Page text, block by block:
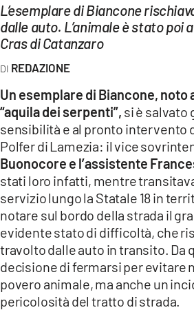
LAC NETWORK
LAC ONAIR
Network
LACPLAY.IT
LACTV.IT
LACONAIR.IT
LACITYMAG.IT
ILREGGINO.IT
COSENZACHANNEL.IT
ILVIBONESE.IT
L’esemplare di Biancone
dalle auto. L’animale è stato poi
Cras di Catanzaro
REDAZIONE
Un esemplare di Biancone,
“aquila dei serpenti”, si è salvato
sensibilità e al pronto intervento
Polfer di Lamezia: il vice
Buonocore e l’assistente
stati loro infatti, mentre
servizio lungo la Statale 18 in
notare sul bordo della strada il
evidente stato di difficoltà, che
travolto dalle auto in transito. Da
decisione di fermarsi per evitare
povero animale, ma anche un
pericolosità del tratto di strada.